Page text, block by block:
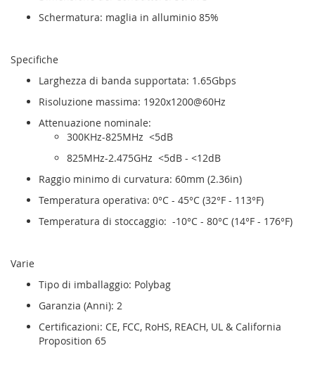
Schermatura: maglia in alluminio 85%
Specifiche
Larghezza di banda supportata: 1.65Gbps
Risoluzione massima: 1920x1200@60Hz
Attenuazione nominale:
300KHz-825MHz <5dB
825MHz-2.475GHz <5dB - <12dB
Raggio minimo di curvatura: 60mm (2.36in)
Temperatura operativa: 0°C - 45°C (32°F - 113°F)
Temperatura di stoccaggio: -10°C - 80°C (14°F - 176°F)
Varie
Tipo di imballaggio: Polybag
Garanzia (Anni): 2
Certificazioni: CE, FCC, RoHS, REACH, UL & California
Proposition 65